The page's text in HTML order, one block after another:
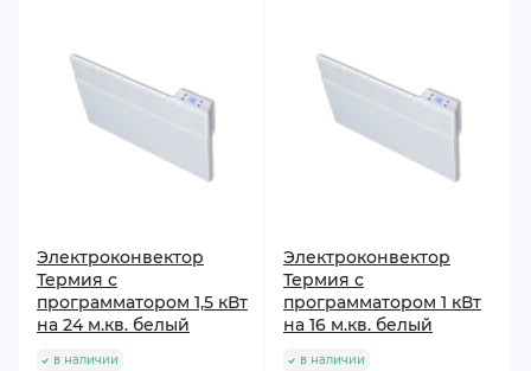
Электроконвектор
Термия с
программатором 1,5 кВт
на 24 м.кв. белый
в наличии
Электроконвектор
Термия с
программатором 1 кВт
на 16 м.кв. белый
в наличии